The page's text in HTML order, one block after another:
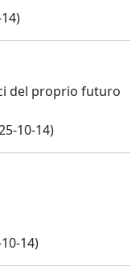
del proprio futuro
10-14)
14)